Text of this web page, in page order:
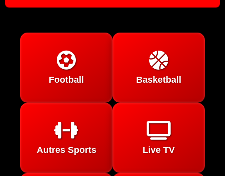
Football Basketball
Autres Sports Live TV